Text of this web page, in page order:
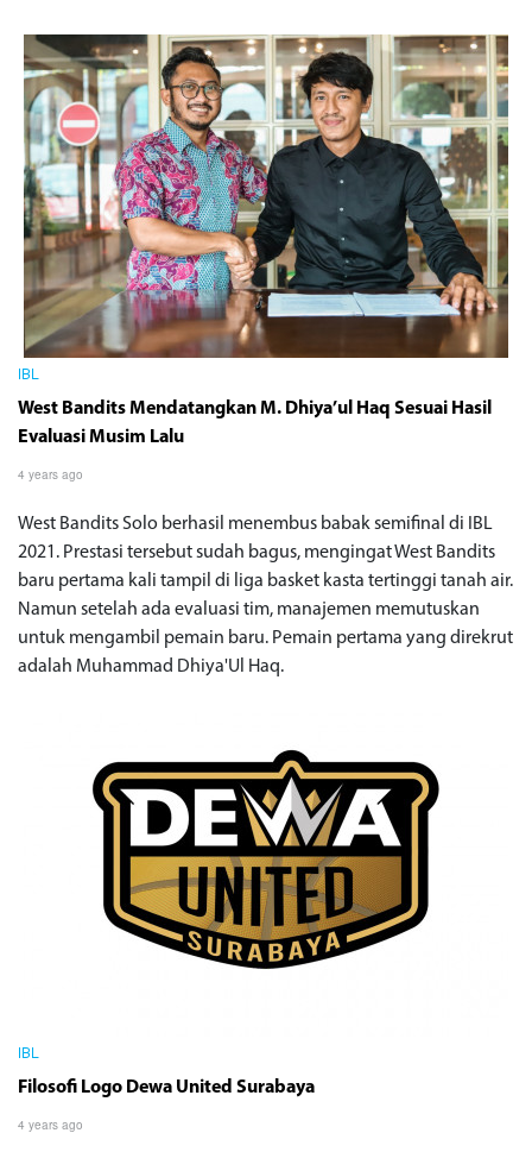
IBL
West Bandits Mendatangkan M. Dhiya’ul Haq Sesuai Hasil
Evaluasi Musim Lalu
4 years ago
West Bandits Solo berhasil menembus babak semifinal di IBL
2021. Prestasi tersebut sudah bagus, mengingat West Bandits
baru pertama kali tampil di liga basket kasta tertinggi tanah air.
Namun setelah ada evaluasi tim, manajemen memutuskan
untuk mengambil pemain baru. Pemain pertama yang direkrut
adalah Muhammad Dhiya'Ul Haq.
IBL
Filosofi Logo Dewa United Surabaya
4 years ago